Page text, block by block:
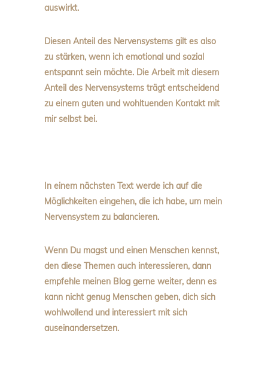
auswirkt.
Diesen Anteil des Nervensystems gilt es also
zu stärken, wenn ich emotional und sozial
entspannt sein möchte. Die Arbeit mit diesem
Anteil des Nervensystems trägt entscheidend
zu einem guten und wohltuenden Kontakt mit
mir selbst bei.
In einem nächsten Text werde ich auf die
Möglichkeiten eingehen, die ich habe, um mein
Nervensystem zu balancieren.
Wenn Du magst und einen Menschen kennst,
den diese Themen auch interessieren, dann
empfehle meinen Blog gerne weiter, denn es
kann nicht genug Menschen geben, dich sich
wohlwollend und interessiert mit sich
auseinandersetzen.